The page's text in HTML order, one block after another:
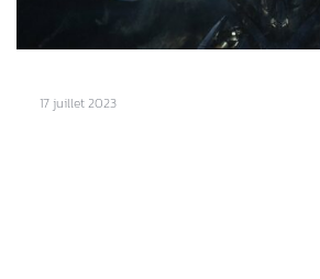
17 juillet 2023